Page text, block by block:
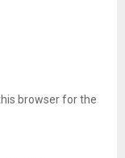
browser for the